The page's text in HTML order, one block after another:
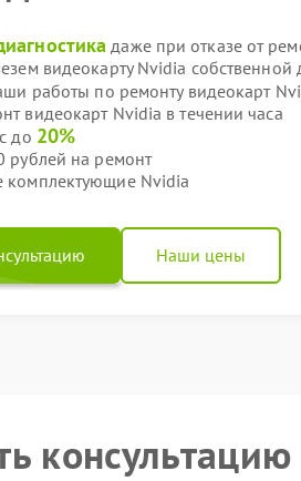
даже при отказе от
видеокарту Nvidia собственной
работы по ремонту видеокарт
видеокарт Nvidia в течении часа
до 20%
рублей на ремонт
комплектующие Nvidia
Наши цены
консультацию